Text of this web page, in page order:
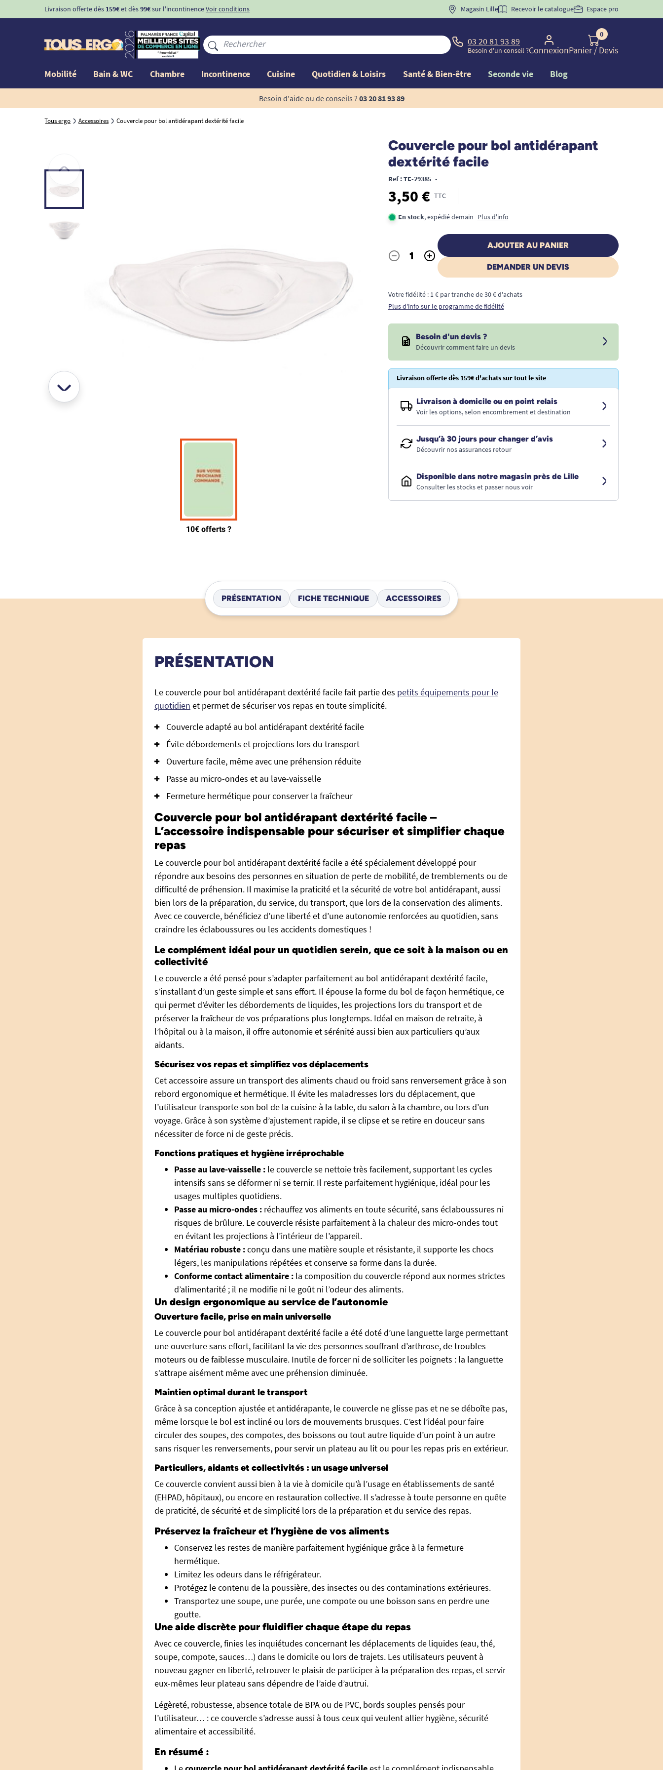
Livraison offerte dès 159€et dès99€sur l'incontinenceVoir conditions BIENVENUE" pourla 1ère commande d'incontinence
Magasin Lille Recevoir le catalogue Espace pro
03 20 81 93 89
Besoin d'un conseil ?Connexion
0
Panier/ Devis
Mobilité Bain & WC Chambre Incontinence Cuisine Quotidien & Loisirs Santé & Bien-être Seconde vie Blog
Besoin d'aide ou de conseils ? 03 20 81 93 89
Tous ergo Accessoires Couvercle pour bol antidérapant dextérité facile
Couvercle pour bol antidérapant
dextérité facile
Ref : TE-29385 •
3,50 € TTC
En stock, expédié demain Plus d'info
Quantité
- +
AJOUTER AU PANIER
DEMANDER UN DEVIS
Votre fidélité : 1 € par tranche de 30 € d'achats
Plus d'info sur le programme de fidélité
Besoin d'un devis ?
Découvrir comment faire un devis
Livraison offerte dès 159€ d'achats sur tout le site
Livraison à domicile ou en point relais
Voir les options, selon encombrement et destination
Jusqu’à 30 jours pour changer d’avis
Découvrir nos assurances retour
Disponible dans notre magasin près de Lille
Consulter les stocks et passer nous voir
PRÉSENTATION FICHE TECHNIQUE ACCESSOIRES
PRÉSENTATION
Le couvercle pour bol antidérapant dextérité facile fait partie des petits équipements pour le
quotidien et permet de sécuriser vos repas en toute simplicité.
Couvercle adapté au bol antidérapant dextérité facile
Évite débordements et projections lors du transport
Ouverture facile, même avec une préhension réduite
Passe au micro-ondes et au lave-vaisselle
Fermeture hermétique pour conserver la fraîcheur
Couvercle pour bol antidérapant dextérité facile –
L’accessoire indispensable pour sécuriser et simplifier chaque
repas
Le couvercle pour bol antidérapant dextérité facile a été spécialement développé pour
répondre aux besoins des personnes en situation de perte de mobilité, de tremblements ou de
difficulté de préhension. Il maximise la praticité et la sécurité de votre bol antidérapant, aussi
bien lors de la préparation, du service, du transport, que lors de la conservation des aliments.
Avec ce couvercle, bénéficiez d’une liberté et d’une autonomie renforcées au quotidien, sans
craindre les éclaboussures ou les accidents domestiques !
Le complément idéal pour un quotidien serein, que ce soit à la maison ou en
collectivité
Le couvercle a été pensé pour s’adapter parfaitement au bol antidérapant dextérité facile,
s’installant d’un geste simple et sans effort. Il épouse la forme du bol de façon hermétique, ce
qui permet d’éviter les débordements de liquides, les projections lors du transport et de
préserver la fraîcheur de vos préparations plus longtemps. Idéal en maison de retraite, à
l’hôpital ou à la maison, il offre autonomie et sérénité aussi bien aux particuliers qu’aux
aidants.
Sécurisez vos repas et simplifiez vos déplacements
Cet accessoire assure un transport des aliments chaud ou froid sans renversement grâce à son
rebord ergonomique et hermétique. Il évite les maladresses lors du déplacement, que
l’utilisateur transporte son bol de la cuisine à la table, du salon à la chambre, ou lors d’un
voyage. Grâce à son système d’ajustement rapide, il se clipse et se retire en douceur sans
nécessiter de force ni de geste précis.
Fonctions pratiques et hygiène irréprochable
Passe au lave-vaisselle : le couvercle se nettoie très facilement, supportant les cycles
intensifs sans se déformer ni se ternir. Il reste parfaitement hygiénique, idéal pour les
usages multiples quotidiens.
Passe au micro-ondes : réchauffez vos aliments en toute sécurité, sans éclaboussures ni
risques de brûlure. Le couvercle résiste parfaitement à la chaleur des micro-ondes tout
en évitant les projections à l’intérieur de l’appareil.
Matériau robuste :conçu dans une matière souple et résistante, il supporte les chocs
légers, les manipulations répétées et conserve sa forme dans la durée.
Conforme contact alimentaire : la composition du couvercle répond aux normes strictes
d’alimentarité ; il ne modifie ni le goût ni l’odeur des aliments.
Un design ergonomique au service de l’autonomie
Ouverture facile, prise en main universelle
Le couvercle pour bol antidérapant dextérité facile a été doté d’une languette large permettant
une ouverture sans effort, facilitant la vie des personnes souffrant d’arthrose, de troubles
moteurs ou de faiblesse musculaire. Inutile de forcer ni de solliciter les poignets : la languette
s’attrape aisément même avec une préhension diminuée.
Maintien optimal durant le transport
Grâce à sa conception ajustée et antidérapante, le couvercle ne glisse pas et ne se déboîte pas,
même lorsque le bol est incliné ou lors de mouvements brusques. C’est l’idéal pour faire
circuler des soupes, des compotes, des boissons ou tout autre liquide d’un point à un autre
sans risquer les renversements, pour servir un plateau au lit ou pour les repas pris en extérieur.
Particuliers, aidants et collectivités : un usage universel
Ce couvercle convient aussi bien à la vie à domicile qu’à l’usage en établissements de santé
(EHPAD, hôpitaux), ou encore en restauration collective. Il s’adresse à toute personne en quête
de praticité, de sécurité et de simplicité lors de la préparation et du service des repas.
Préservez la fraîcheur et l’hygiène de vos aliments
Conservez les restes de manière parfaitement hygiénique grâce à la fermeture
hermétique.
Limitez les odeurs dans le réfrigérateur.
Protégez le contenu de la poussière, des insectes ou des contaminations extérieures.
Transportez une soupe, une purée, une compote ou une boisson sans en perdre une
goutte.
Une aide discrète pour fluidifier chaque étape du repas
Avec ce couvercle, finies les inquiétudes concernant les déplacements de liquides (eau, thé,
soupe, compote, sauces…) dans le domicile ou lors de trajets. Les utilisateurs peuvent à
nouveau gagner en liberté, retrouver le plaisir de participer à la préparation des repas, et servir
eux-mêmes leur plateau sans dépendre de l’aide d’autrui.
Légèreté, robustesse, absence totale de BPA ou de PVC, bords souples pensés pour
l’utilisateur… : ce couvercle s’adresse aussi à tous ceux qui veulent allier hygiène, sécurité
alimentaire et accessibilité.
En résumé :